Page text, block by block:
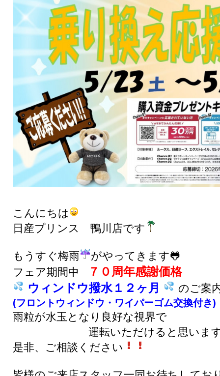
こんにちは
日産プリンス 鴨川店です
もうすぐ梅雨
がやってきます🐸
フェア期間中
７０周年感謝価格
ウィンドウ撥水１２ヶ月
のご案
(フロントウィンドウ・ワイパーゴム交換付き)
雨粒が水玉となり良好な視界で
運転いただけると思いま
是非、ご相談ください